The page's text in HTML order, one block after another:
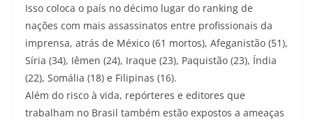
Isso coloca o país no décimo lugar do ranking de
nações com mais assassinatos entre profissionais da
imprensa, atrás de México (61 mortos), Afeganistão (51),
Síria (34), Iêmen (24), Iraque (23), Paquistão (23), Índia
(22), Somália (18) e Filipinas (16).
Além do risco à vida, repórteres e editores que
trabalham no Brasil também estão expostos a ameaças